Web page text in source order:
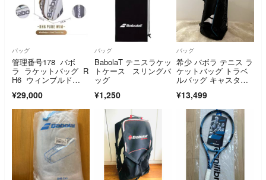
バッグ
管理番号178 バボ
ラ ラケットバッグ R
H6 ウィンブルド
ド
¥29,000
バッグ
BabolaT テニスラケッ
トケース スリングバ
ッグ
¥1,250
バッグ
希少 バボラ テニス ラ
ケットバッグ トラベ
ルバッグ キャスター
¥13,499